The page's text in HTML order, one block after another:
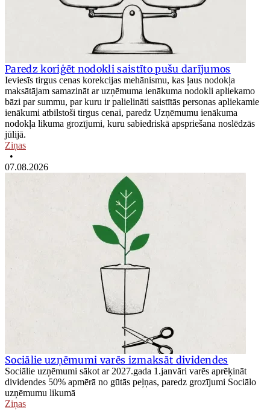
Paredz koriģēt nodokli saistīto pušu darījumos
Ieviesīs tirgus cenas korekcijas mehānismu, kas ļaus nodokļa
maksātājam samazināt ar uzņēmuma ienākuma nodokli apliekamo
bāzi par summu, par kuru ir palielināti saistītās personas apliekamie
ienākumi atbilstoši tirgus cenai, paredz Uzņēmumu ienākuma
nodokļa likuma grozījumi, kuru sabiedriskā apspriešana noslēdzās
jūlijā.
Ziņas
•
07.08.2026
Sociālie uzņēmumi varēs izmaksāt dividendes
Sociālie uzņēmumi sākot ar 2027.gada 1.janvāri varēs aprēķināt
dividendes 50% apmērā no gūtās peļņas, paredz grozījumi Sociālo
uzņēmumu likumā
Ziņas